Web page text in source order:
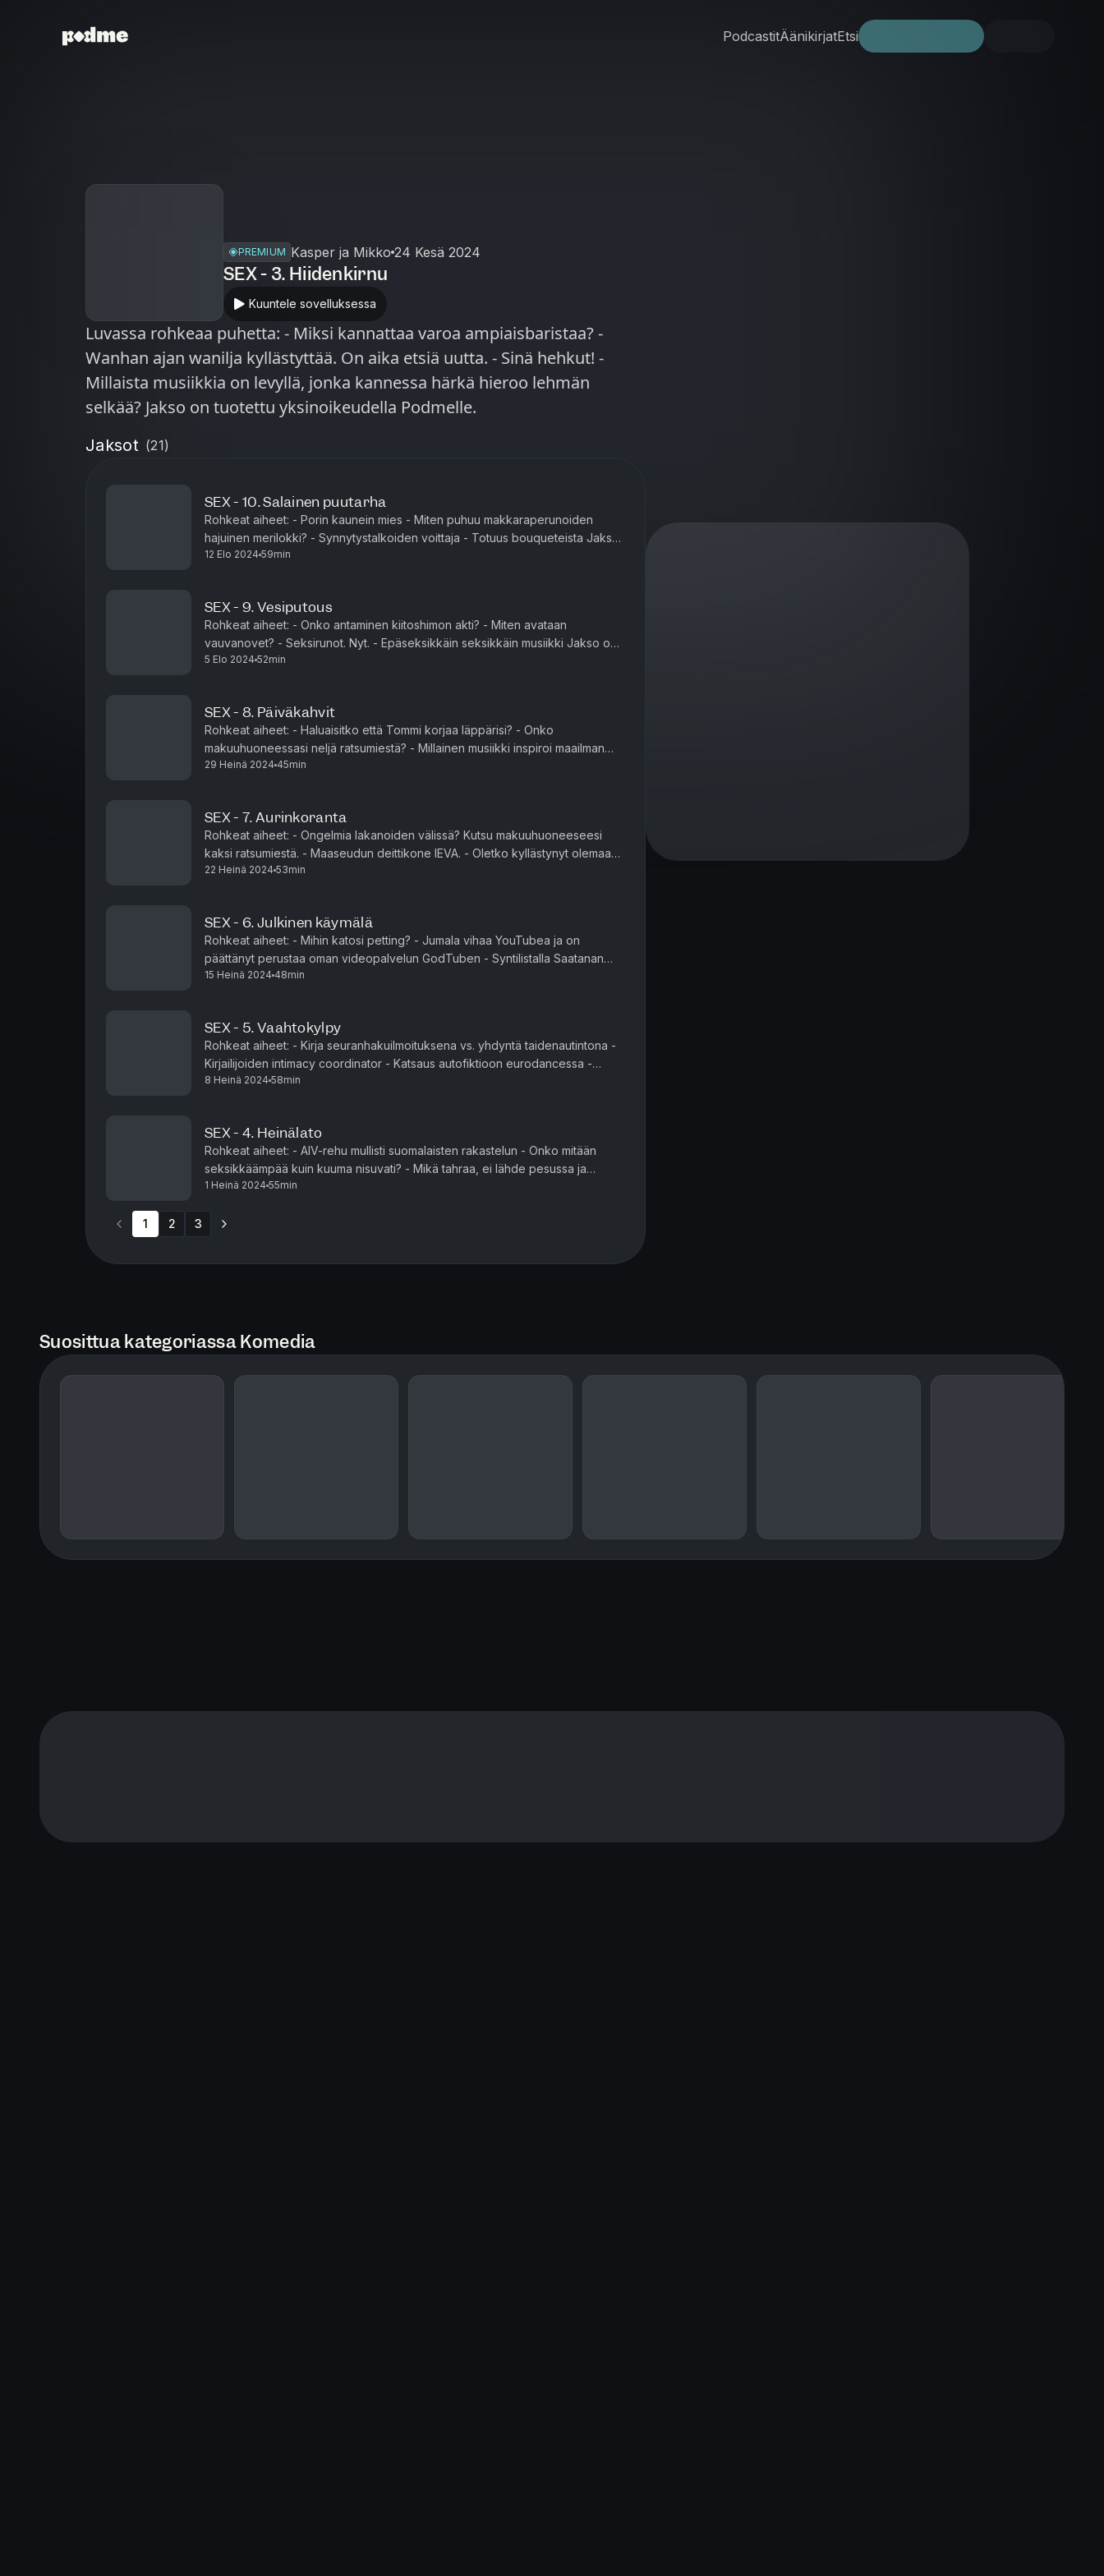
PodcastitÄänikirjatEtsi
PREMIUM Kasper ja Mikko 24 Kesä 2024
SEX - 3. Hiidenkirnu
Kuuntele sovelluksessa
Luvassa rohkeaa puhetta: - Miksi kannattaa varoa ampiaisbaristaa? -
Wanhan ajan wanilja kyllästyttää. On aika etsiä uutta. - Sinä hehkut! -
Millaista musiikkia on levyllä, jonka kannessa härkä hieroo lehmän
selkää? Jakso on tuotettu yksinoikeudella Podmelle.
Jaksot (21)
SEX - 10. Salainen puutarha
Rohkeat aiheet: - Porin kaunein mies - Miten puhuu makkaraperunoiden
hajuinen merilokki? - Synnytystalkoiden voittaja - Totuus bouqueteista Jakso
on tuotettu yksinoikeudella Podmelle.
12 Elo 2024 59min
SEX - 9. Vesiputous
Rohkeat aiheet: - Onko antaminen kiitoshimon akti? - Miten avataan
vauvanovet? - Seksirunot. Nyt. - Epäseksikkäin seksikkäin musiikki Jakso on
tuotettu yksinoikeudella Podmelle.
5 Elo 2024 52min
SEX - 8. Päiväkahvit
Rohkeat aiheet: - Haluaisitko että Tommi korjaa läppärisi? - Onko
makuuhuoneessasi neljä ratsumiestä? - Millainen musiikki inspiroi maailman
29 Heinä 2024 45min
SEX - 7. Aurinkoranta
Rohkeat aiheet: - Ongelmia lakanoiden välissä? Kutsu makuuhuoneeseesi
kaksi ratsumiestä. - Maaseudun deittikone IEVA. - Oletko kyllästynyt olemaan
vapaaehtoisesti lapseton? Inspiraatiota synnytystalko...
22 Heinä 2024 53min
SEX - 6. Julkinen käymälä
Rohkeat aiheet: - Mihin katosi petting? - Jumala vihaa YouTubea ja on
päättänyt perustaa oman videopalvelun GodTuben - Syntilistalla Saatanan
puuvillasormet eli tuttavallisemmin tamppoonit - Epärealis...
15 Heinä 2024 48min
SEX - 5. Vaahtokylpy
Rohkeat aiheet: - Kirja seuranhakuilmoituksena vs. yhdyntä taidenautintona -
Kirjailijoiden intimacy coordinator - Katsaus autofiktioon eurodancessa -
8 Heinä 2024 58min
SEX - 4. Heinälato
Rohkeat aiheet: - AIV-rehu mullisti suomalaisten rakastelun - Onko mitään
seksikkäämpää kuin kuuma nisuvati? - Mikä tahraa, ei lähde pesussa ja
hävettää? - Kuka on Suomen härskein artisti? Vinkki: hän...
1 Heinä 2024 55min
1 2 3
Suosittua kategoriassa Komedia